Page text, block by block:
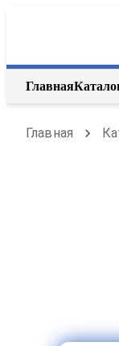
Главная
Главная